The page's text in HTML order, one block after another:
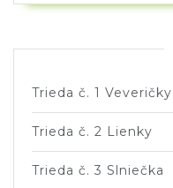
Trieda č. 1 Veveričky
Trieda č. 2 Lienky
Trieda č. 3 Slniečka